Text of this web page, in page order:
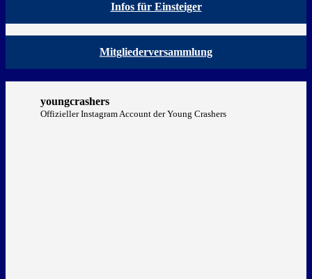
Infos für Einsteiger
Mitgliederversammlung
youngcrashers
Offizieller Instagram Account der Young Crashers